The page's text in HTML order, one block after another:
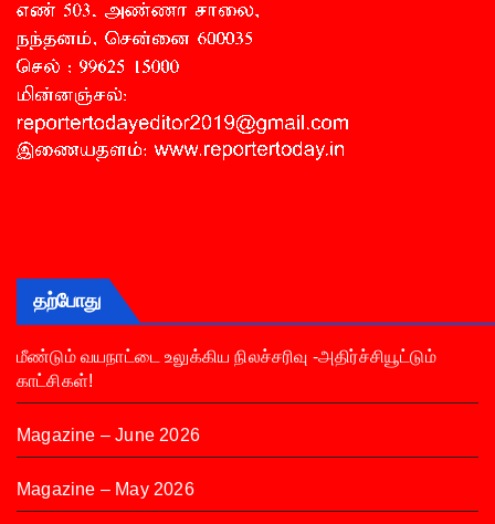
தற்போது
மீண்டும் வயநாட்டை உலுக்கிய நிலச்சரிவு -அதிர்ச்சியூட்டும்
காட்சிகள்!
Magazine – June 2026
Magazine – May 2026